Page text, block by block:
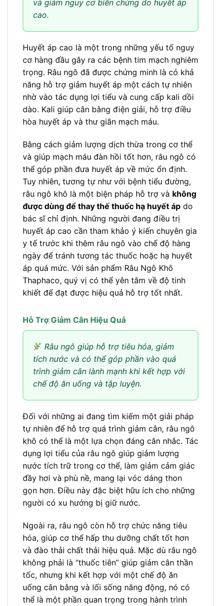
và giảm nguy cơ biến chứng do huyết áp
cao.
Huyết áp cao là một trong những yếu tố nguy
cơ hàng đầu gây ra các bệnh tim mạch nghiêm
trọng. Râu ngô đã được chứng minh là có khả
năng hỗ trợ giảm huyết áp một cách tự nhiên
nhờ vào tác dụng lợi tiểu và cung cấp kali dồi
dào. Kali giúp cân bằng điện giải, hỗ trợ điều
hòa huyết áp và thư giãn mạch máu.
Bằng cách giảm lượng dịch thừa trong cơ thể
và giúp mạch máu đàn hồi tốt hơn, râu ngô có
thể góp phần đưa huyết áp về mức ổn định.
Tuy nhiên, tương tự như với bệnh tiểu đường,
râu ngô khô là một biện pháp hỗ trợ và không
được dùng để thay thế thuốc hạ huyết áp do
bác sĩ chỉ định. Những người đang điều trị
huyết áp cao cần tham khảo ý kiến chuyên gia
y tế trước khi thêm râu ngô vào chế độ hàng
ngày để tránh tương tác thuốc hoặc hạ huyết
áp quá mức. Với sản phẩm Râu Ngô Khô
Thaphaco, quý vị có thể yên tâm về độ tinh
khiết để đạt được hiệu quả hỗ trợ tốt nhất.
Hỗ Trợ Giảm Cân Hiệu Quả
Râu ngô giúp hỗ trợ tiêu hóa, giảm
tích nước và có thể góp phần vào quá
trình giảm cân lành mạnh khi kết hợp với
chế độ ăn uống và tập luyện.
Đối với những ai đang tìm kiếm một giải pháp
tự nhiên để hỗ trợ quá trình giảm cân, râu ngô
khô có thể là một lựa chọn đáng cân nhắc. Tác
dụng lợi tiểu của râu ngô giúp giảm lượng
nước tích trữ trong cơ thể, làm giảm cảm giác
đầy hơi và phù nề, mang lại vóc dáng thon
gọn hơn. Điều này đặc biệt hữu ích cho những
người có xu hướng bị giữ nước.
Ngoài ra, râu ngô còn hỗ trợ chức năng tiêu
hóa, giúp cơ thể hấp thu dưỡng chất tốt hơn
và đào thải chất thải hiệu quả. Mặc dù râu ngô
không phải là “thuốc tiên” giúp giảm cân thần
tốc, nhưng khi kết hợp với một chế độ ăn
uống cân bằng và lối sống năng động, nó có
thể là một phần quan trọng trong hành trình